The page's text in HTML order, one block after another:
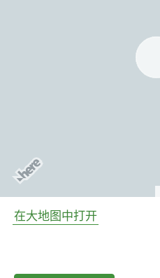
在大地图中打开